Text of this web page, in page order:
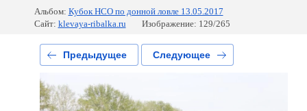
Альбом: Кубок НСО по донной ловле 13.05.2017
Сайт: klevaya-ribalka.ru Изображение: 129/265
Предыдущее Следующее